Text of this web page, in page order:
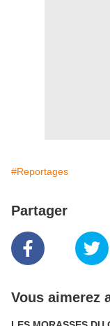
#Reportages
Partager
Vous aimerez